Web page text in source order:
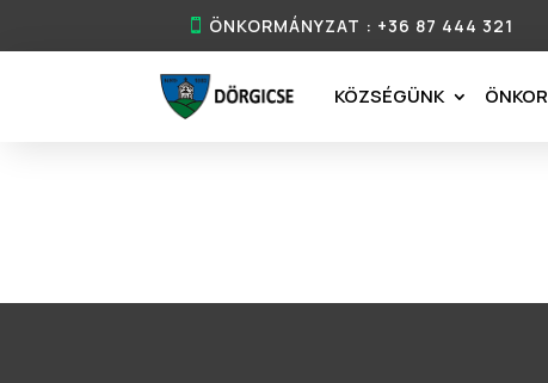
ÖNKORMÁNYZAT : +36 87 444 321
KÖZSÉGÜNK